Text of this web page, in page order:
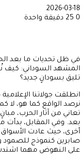
2026-03-18
0
دقيقة واحدة
في ظل تحديات ما بعد
المشهد السوداني: كيف
تليق بسودانٍ جديد؟
انطلقت جولاتنا
نرصد الواقع كما هو، لا
تعاني من آثار الحرب،
بعد. وفي المقابل، بدأت
أخرى، حيث عادت
صابرين كنموذج للصمود
على النهوض مهما